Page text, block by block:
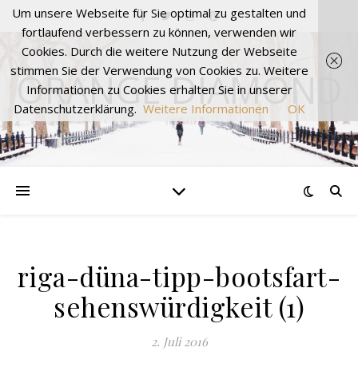
ORANGE DIAMOND
riga-düna-tipp-bootsfart-
sehenswürdigkeit (1)
2. Juli 2016
Um unsere Webseite für Sie optimal zu gestalten und
fortlaufend verbessern zu können, verwenden wir
Cookies. Durch die weitere Nutzung der Webseite
stimmen Sie der Verwendung von Cookies zu. Weitere
Informationen zu Cookies erhalten Sie in unserer
Datenschutzerklärung. Weitere Informationen OK